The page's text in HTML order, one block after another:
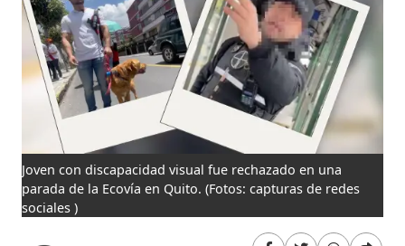
Joven con discapacidad visual fue rechazado en una
parada de la Ecovía en Quito.(Fotos: capturas de redes
sociales )